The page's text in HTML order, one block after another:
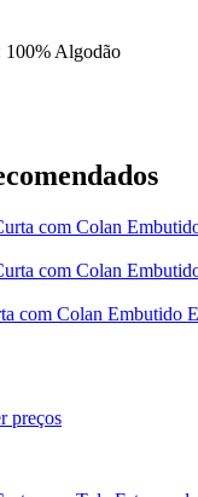
100% Algodão
com Colan Embutido
preços